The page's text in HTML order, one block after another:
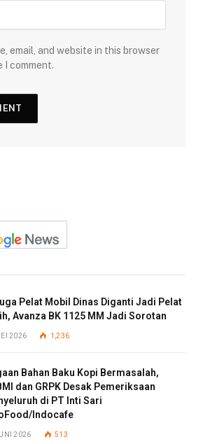
email, and website in this browser
I comment.
Pelat Mobil Dinas Diganti Jadi Pelat
Avanza BK 1125 MM Jadi Sorotan
2026 1,236
Bahan Baku Kopi Bermasalah,
dan GRPK Desak Pemeriksaan
di PT Inti Sari
Indocafe
2026 513